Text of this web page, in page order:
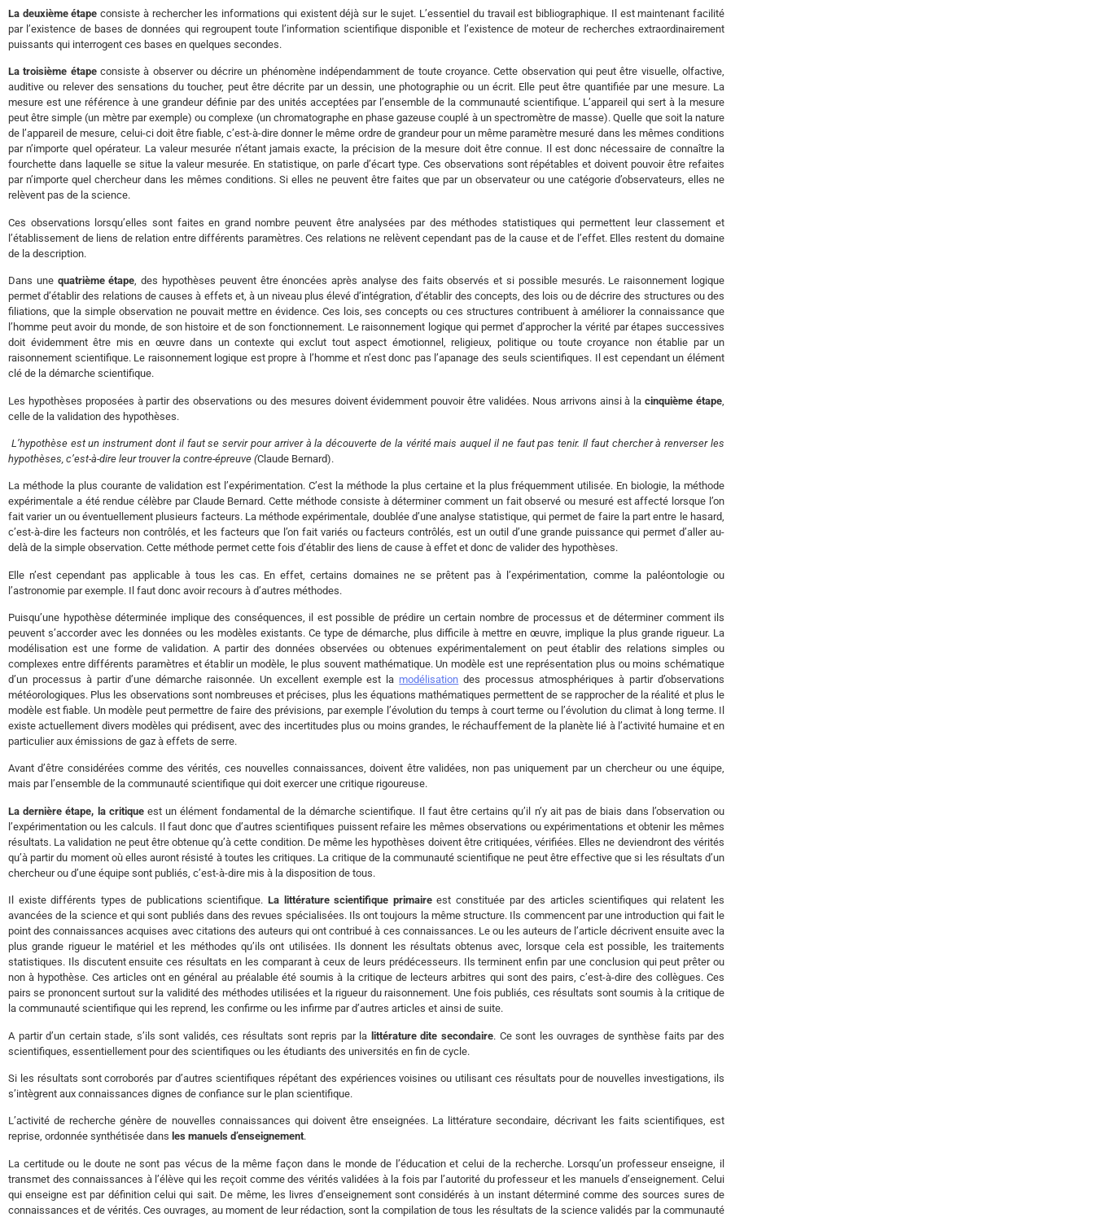
La deuxième étape consiste à rechercher les informations qui existent déjà sur le sujet. L’essentiel du travail est bibliographique. Il est maintenant facilité
par l’existence de bases de données qui regroupent toute l’information scientifique disponible et l’existence de moteur de recherches extraordinairement
puissants qui interrogent ces bases en quelques secondes.
La troisième étapeconsiste à observer ou décrire un phénomène indépendamment de toute croyance. Cette observation qui peut être visuelle, olfactive,
auditive ou relever des sensations du toucher, peut être décrite par un dessin, une photographie ou un écrit. Elle peut être quantifiée par une mesure. La
mesure est une référence à une grandeur définie par des unités acceptées par l’ensemble de la communauté scientifique. L’appareil qui sert à la mesure
peut être simple (un mètre par exemple) ou complexe (un chromatographe en phase gazeuse couplé à un spectromètre de masse). Quelle que soit la nature
de l’appareil de mesure, celui-ci doit être fiable, c’est-à-dire donner le même ordre de grandeur pour un même paramètre mesuré dans les mêmes conditions
par n’importe quel opérateur. La valeur mesurée n’étant jamais exacte, la précision de la mesure doit être connue. Il est donc nécessaire de connaître la
fourchette dans laquelle se situe la valeur mesurée. En statistique, on parle d’écart type. Ces observations sont répétables et doivent pouvoir être refaites
par n’importe quel chercheur dans les mêmes conditions. Si elles ne peuvent être faites que par un observateur ou une catégorie d’observateurs, elles ne
relèvent pas de la science.
Ces observations lorsqu’elles sont faites en grand nombre peuvent être analysées par des méthodes statistiques qui permettent leur classement et
l’établissement de liens de relation entre différents paramètres. Ces relations ne relèvent cependant pas de la cause et de l’effet. Elles restent du domaine
de la description.
Dans une quatrième étape, des hypothèses peuvent être énoncées après analyse des faits observés et si possible mesurés. Le raisonnement logique
permet d’établir des relations de causes à effets et, à un niveau plus élevé d’intégration, d’établir des concepts, des lois ou de décrire des structures ou des
filiations, que la simple observation ne pouvait mettre en évidence. Ces lois, ses concepts ou ces structures contribuent à améliorer la connaissance que
l’homme peut avoir du monde, de son histoire et de son fonctionnement. Le raisonnement logique qui permet d’approcher la vérité par étapes successives
doit évidemment être mis en œuvre dans un contexte qui exclut tout aspect émotionnel, religieux, politique ou toute croyance non établie par un
raisonnement scientifique. Le raisonnement logique est propre à l’homme et n’est donc pas l’apanage des seuls scientifiques. Il est cependant un élément
clé de la démarche scientifique.
Les hypothèses proposées à partir des observations ou des mesures doivent évidemment pouvoir être validées. Nous arrivons ainsi à lacinquième étape
celle de la validation des hypothèses.
L’hypothèse est un instrument dont il faut se servir pour arriver à la découverte de la vérité mais auquel il ne faut pas tenir. Il faut chercher à renverser les
hypothèses, c’est-à-dire leur trouver la contre-épreuve (Claude Bernard).
La méthode la plus courante de validation est l’expérimentation. C’est la méthode la plus certaine et la plus fréquemment utilisée. En biologie, la méthode
expérimentale a été rendue célèbre par Claude Bernard. Cette méthode consiste à déterminer comment un fait observé ou mesuré est affecté lorsque l’on
fait varier un ou éventuellement plusieurs facteurs. La méthode expérimentale, doublée d’une analyse statistique, qui permet de faire la part entre le hasard,
c’est-à-dire les facteurs non contrôlés, et les facteurs que l’on fait variés ou facteurs contrôlés, est un outil d’une grande puissance qui permet d’aller au-
delà de la simple observation. Cette méthode permet cette fois d’établir des liens de cause à effet et donc de valider des hypothèses.
Elle n’est cependant pas applicable à tous les cas. En effet, certains domaines ne se prêtent pas à l’expérimentation, comme la paléontologie ou
l’astronomie par exemple. Il faut donc avoir recours à d’autres méthodes.
Puisqu’une hypothèse déterminée implique des conséquences, il est possible de prédire un certain nombre de processus et de déterminer comment ils
peuvent s’accorder avec les données ou les modèles existants. Ce type de démarche, plus difficile à mettre en œuvre, implique la plus grande rigueur. La
modélisation est une forme de validation. A partir des données observées ou obtenues expérimentalement on peut établir des relations simples ou
complexes entre différents paramètres et établir un modèle, le plus souvent mathématique. Un modèle est une représentation plus ou moins schématique
d’un processus à partir d’une démarche raisonnée. Un excellent exemple est la modélisation des processus atmosphériques à partir d’observations
météorologiques. Plus les observations sont nombreuses et précises, plus les équations mathématiques permettent de se rapprocher de la réalité et plus le
modèle est fiable. Un modèle peut permettre de faire des prévisions, par exemple l’évolution du temps à court terme ou l’évolution du climat à long terme. Il
existe actuellement divers modèles qui prédisent, avec des incertitudes plus ou moins grandes, le réchauffement de la planète lié à l’activité humaine et en
particulier aux émissions de gaz à effets de serre.
Avant d’être considérées comme des vérités, ces nouvelles connaissances, doivent être validées, non pas uniquement par un chercheur ou une équipe,
mais par l’ensemble de la communauté scientifique qui doit exercer une critique rigoureuse.
La dernière étape, la critiqueest un élément fondamental de la démarche scientifique. Il faut être certains qu’il n’y ait pas de biais dans l’observation ou
l’expérimentation ou les calculs. Il faut donc que d’autres scientifiques puissent refaire les mêmes observations ou expérimentations et obtenir les mêmes
résultats. La validation ne peut être obtenue qu’à cette condition. De même les hypothèses doivent être critiquées, vérifiées. Elles ne deviendront des vérités
qu’à partir du moment où elles auront résisté à toutes les critiques. La critique de la communauté scientifique ne peut être effective que si les résultats d’un
chercheur ou d’une équipe sont publiés, c’est-à-dire mis à la disposition de tous.
Il existe différents types de publications scientifique. La littérature scientifique primaireest constituée par des articles scientifiques qui relatent les
avancées de la science et qui sont publiés dans des revues spécialisées. Ils ont toujours la même structure. Ils commencent par une introduction qui fait le
point des connaissances acquises avec citations des auteurs qui ont contribué à ces connaissances. Le ou les auteurs de l’article décrivent ensuite avec la
plus grande rigueur le matériel et les méthodes qu’ils ont utilisées. Ils donnent les résultats obtenus avec, lorsque cela est possible, les traitements
statistiques. Ils discutent ensuite ces résultats en les comparant à ceux de leurs prédécesseurs. Ils terminent enfin par une conclusion qui peut prêter ou
non à hypothèse. Ces articles ont en général au préalable été soumis à la critique de lecteurs arbitres qui sont des pairs, c’est-à-dire des collègues. Ces
pairs se prononcent surtout sur la validité des méthodes utilisées et la rigueur du raisonnement. Une fois publiés, ces résultats sont soumis à la critique de
la communauté scientifique qui les reprend, les confirme ou les infirme par d’autres articles et ainsi de suite.
A partir d’un certain stade, s’ils sont validés, ces résultats sont repris par la littérature dite secondaire. Ce sont les ouvrages de synthèse faits par des
scientifiques, essentiellement pour des scientifiques ou les étudiants des universités en fin de cycle.
Si les résultats sont corroborés par d’autres scientifiques répétant des expériences voisines ou utilisant ces résultats pour de nouvelles investigations, ils
s’intègrent aux connaissances dignes de confiance sur le plan scientifique.
L’activité de recherche génère de nouvelles connaissances qui doivent être enseignées. La littérature secondaire, décrivant les faits scientifiques, est
reprise, ordonnée synthétisée dans les manuels d’enseignement.
La certitude ou le doute ne sont pas vécus de la même façon dans le monde de l’éducation et celui de la recherche. Lorsqu’un professeur enseigne, il
transmet des connaissances à l’élève qui les reçoit comme des vérités validées à la fois par l’autorité du professeur et les manuels d’enseignement. Celui
qui enseigne est par définition celui qui sait. De même, les livres d’enseignement sont considérés à un instant déterminé comme des sources sures de
connaissances et de vérités. Ces ouvrages, au moment de leur rédaction, sont la compilation de tous les résultats de la science validés par la communauté